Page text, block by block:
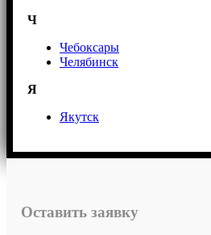
Ч
Чебоксары
Челябинск
Я
Якутск
Оставить заявку